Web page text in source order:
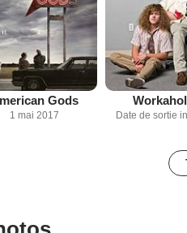
Gods
1 mai 2017 Date de sortie